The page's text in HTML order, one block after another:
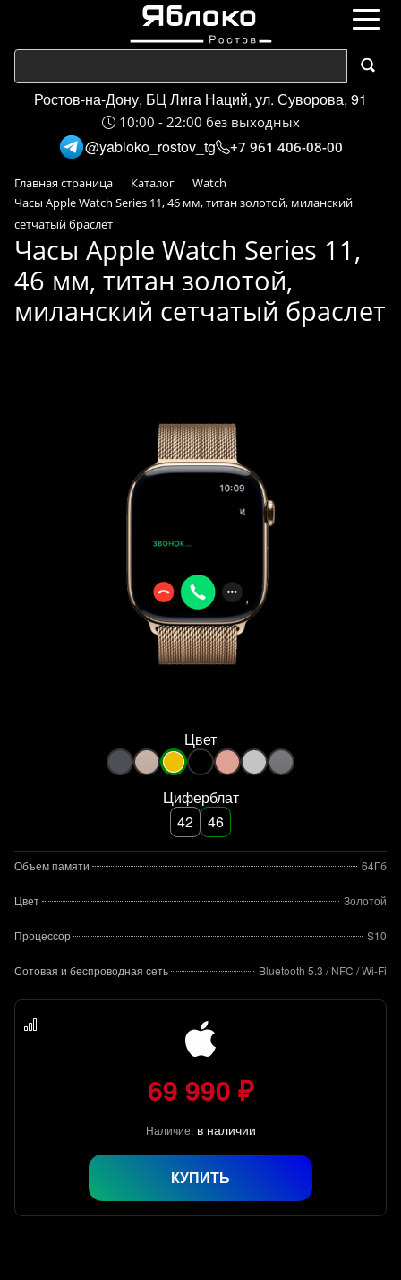
Ростов-на-Дону, БЦ Лига Наций, ул. Суворова, 91
10:00 - 22:00 без выходных
@yabloko_rostov_tg +7 961 406-08-00
Главная страница Каталог
Watch
Часы Apple Watch Series 11, 46 мм, титан золотой, миланский
сетчатый браслет
Часы Apple Watch Series 11,
46 мм, титан золотой,
миланский сетчатый браслет
Цвет
Циферблат
42
46
Объем памяти 64Гб
Цвет Золотой
Процессор S10
Сотовая и беспроводная сеть Bluetooth 5.3 / NFC / Wi-Fi
69 990 ₽
Наличие: в наличии
КУПИТЬ